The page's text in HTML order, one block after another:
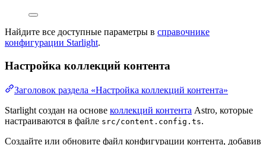
Найдите все доступные параметры в справочнике
конфигурации Starlight.
Настройка коллекций контента
Заголовок раздела «Настройка коллекций контента»
Starlight создан на основе коллекций контента Astro, которые
настраиваются в файле src/content.config.ts.
Создайте или обновите файл конфигурации контента, добавив